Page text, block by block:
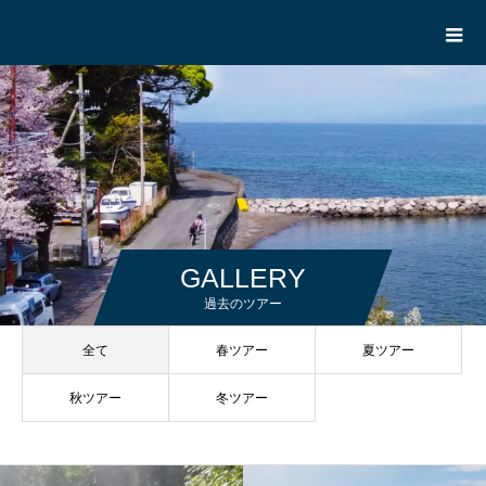
GALLERY
過去のツアー
全て 春ツアー 夏ツアー
秋ツアー 冬ツアー